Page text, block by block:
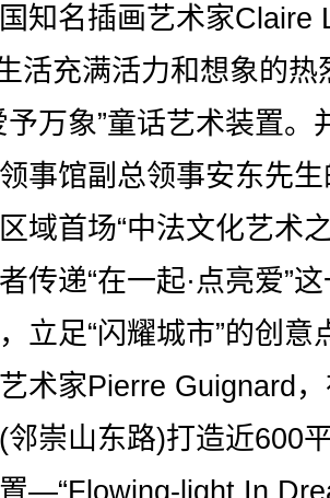
知名插画艺术家Claire
活充满活力和想象的热
予万象”童话艺术装置。
事馆副总领事安东先
域首场“中法文化艺术
传递“在一起·点亮爱”
立足“闪耀城市”的创意
术家Pierre Guignard
邻崇山东路)打造近600
—“Flowing-light In